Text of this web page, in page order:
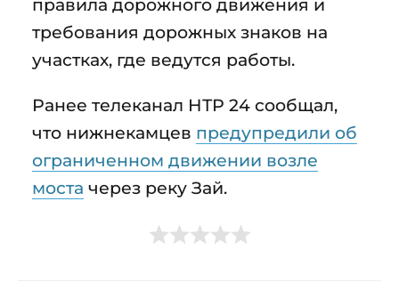
правила дорожного движения и
требования дорожных знаков на
участках, где ведутся работы.
Ранее телеканал НТР 24 сообщал,
что нижнекамцев предупредили об
ограниченном движении возле
моста через реку Зай.